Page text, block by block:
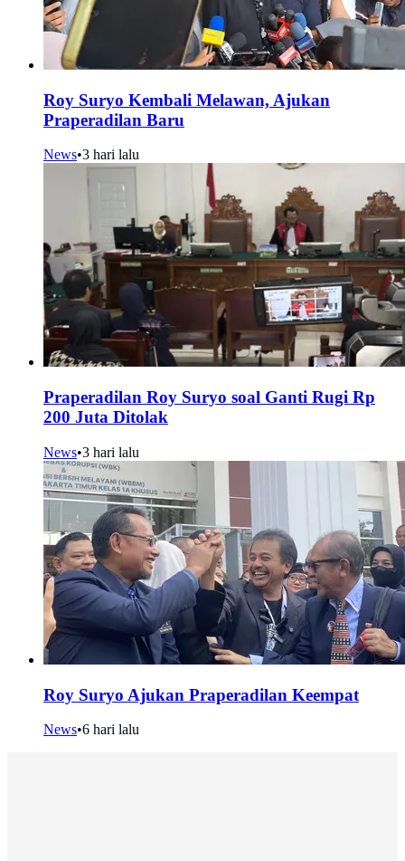
Roy Suryo Kembali Melawan, Ajukan
Praperadilan Baru
News•3 hari lalu
Praperadilan Roy Suryo soal Ganti Rugi Rp
200 Juta Ditolak
News•3 hari lalu
Roy Suryo Ajukan Praperadilan Keempat
News•6 hari lalu